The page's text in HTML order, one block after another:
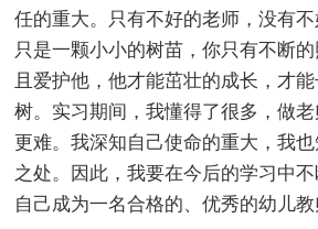
任的重大。只有不好的老师，没有
只是一颗小小的树苗，你只有不断
且爱护他，他才能茁壮的成长，才
树。实习期间，我懂得了很多，做
更难。我深知自己使命的重大，我
之处。因此，我要在今后的学习中
自己成为一名合格的、优秀的幼儿教